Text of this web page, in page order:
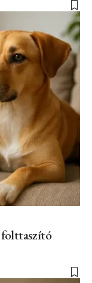
folttaszító